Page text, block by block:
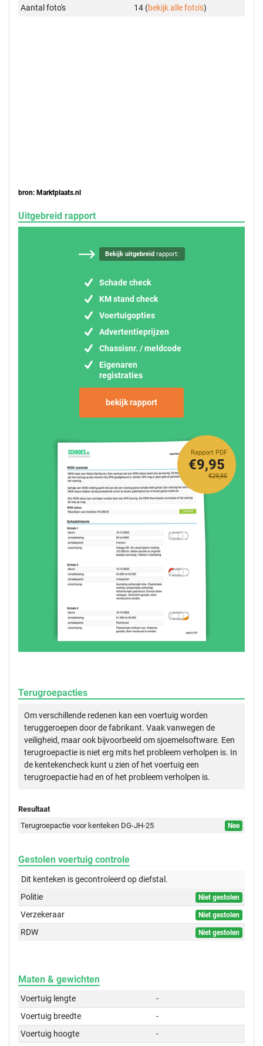
Aantal foto's 14 (bekijk alle foto's)
bron: Marktplaats.nl
Uitgebreid rapport
Bekijk uitgebreidrapport:
Schade check
KM stand check
Voertuigopties
Advertentieprijzen
Chassisnr. / meldcode
Eigenaren
registraties
bekijk rapport
Rapport PDF
€29,95
€9,95
Terugroepacties
Om verschillende redenen kan een voertuig worden
teruggeroepen door de fabrikant. Vaak vanwegen de
veiligheid, maar ook bijvoorbeeld om sjoemelsoftware. Een
terugroepactie is niet erg mits het probleem verholpen is. In
de kentekencheck kunt u zien of het voertuig een
terugroepactie had en of het probleem verholpen is.
Resultaat
Terugroepactie voor kenteken DG-JH-25
Nee
Gestolen voertuig controle
Dit kenteken is gecontroleerd opdiefstal.
Politie
Niet gestolen
Verzekeraar Niet gestolen
RDW Niet gestolen
Maten & gewichten
Voertuig lengte
-
Voertuig breedte
-
Voertuig hoogte
-